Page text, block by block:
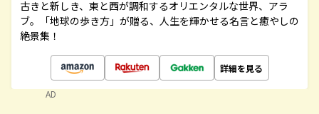
古きと新しき、東と西が調和するオリエンタルな世界、アラ
ブ。「地球の歩き方」が贈る、人生を輝かせる名言と癒やしの
絶景集！
詳細を見る
AD